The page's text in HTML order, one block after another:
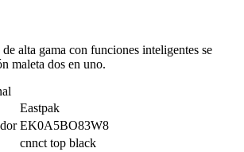
alta gama con funciones inteligentes se
maleta dos en uno.
Eastpak
EK0A5BO83W8
cnnct top black